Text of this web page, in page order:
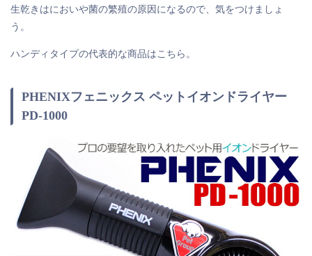
生乾きはにおいや菌の繁殖の原因になるので、気をつけましょ
う。
ハンディタイプの代表的な商品はこちら。
PHENIXフェニックス ペットイオンドライヤー
PD-1000